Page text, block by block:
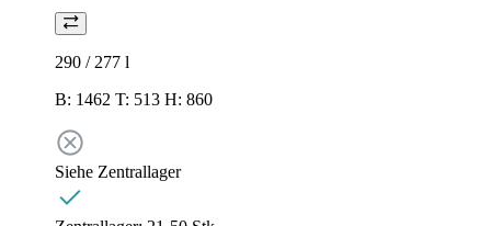
290 / 277 l
B: 1462 T: 513 H: 860
Siehe Zentrallager